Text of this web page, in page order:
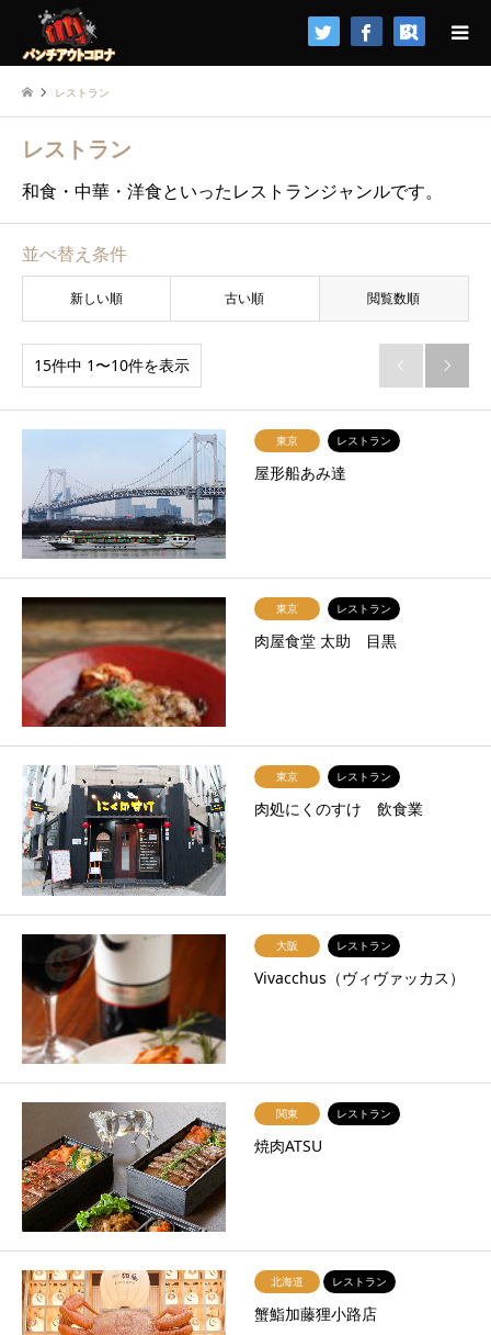
検索
レストラン
レストラン
和食・中華・洋食といったレストランジャンルです。
並べ替え条件
新しい順 古い順 閲覧数順
15件中 1〜10件を表示  
東京 レストラン
屋形船あみ達
東京 レストラン
肉屋食堂 太助 目黒
東京 レストラン
肉処にくのすけ 飲食業
大阪 レストラン
Vivacchus（ヴィヴァッカス）
関東 レストラン
焼肉ATSU
北海道 レストラン
蟹鮨加藤狸小路店